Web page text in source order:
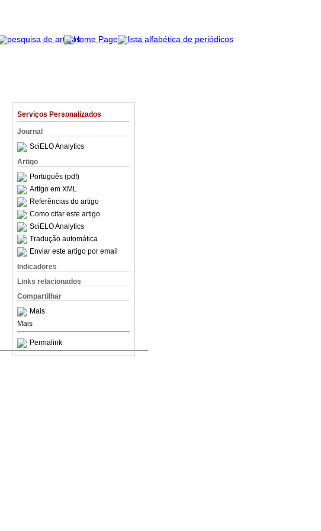
Serviços Personalizados
Journal
SciELO Analytics
Artigo
Português (pdf)
Artigo em XML
Referências do artigo
Como citar este artigo
SciELO Analytics
Tradução automática
Enviar este artigo por email
Indicadores
Links relacionados
Compartilhar
Mais
Mais
Permalink